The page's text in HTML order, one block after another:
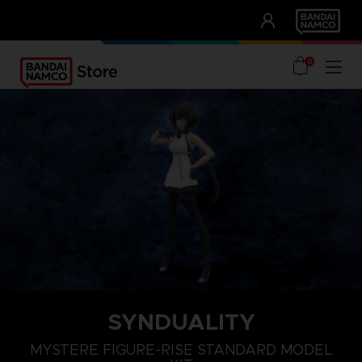
UNSERE VORTEILE
0
SYNDUALITY
MYSTERE FIGURE-RISE STANDARD MODEL